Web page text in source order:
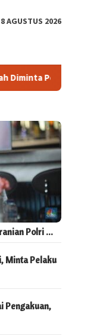
AGUSTUS 2026
Perluas Ruang
Polri …
Minta Pelaku
Pengakuan,